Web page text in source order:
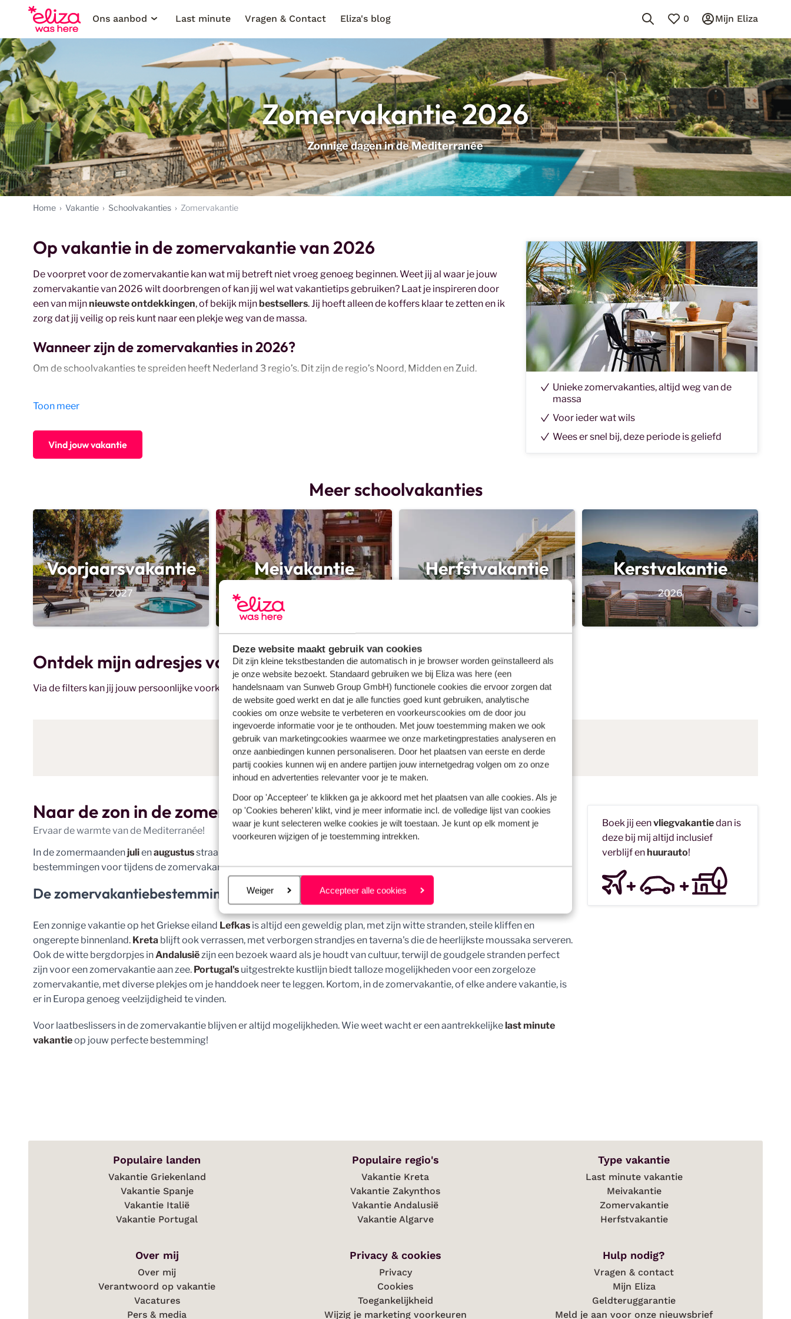
Deze website maakt gebruik van cookies
Dit zijn kleine tekstbestanden die automatisch in je browser worden geïnstalleerd als
je onze website bezoekt. Standaard gebruiken we bij Eliza was here (een
handelsnaam van Sunweb Group GmbH) functionele cookies die ervoor zorgen dat
de website goed werkt en dat je alle functies goed kunt gebruiken, analytische
cookies om onze website te verbeteren en voorkeurscookies om de door jou
ingevoerde informatie voor je te onthouden. Met jouw toestemming maken we ook
gebruik van marketingcookies waarmee we onze marketingprestaties analyseren en
onze aanbiedingen kunnen personaliseren. Door het plaatsen van eerste en derde
partij cookies kunnen wij en andere partijen jouw internetgedrag volgen om zo onze
inhoud en advertenties relevanter voor je te maken.
Door op 'Accepteer' te klikken ga je akkoord met het plaatsen van alle cookies. Als je
op 'Cookies beheren’ klikt, vind je meer informatie incl. de volledige lijst van cookies
waar je kunt selecteren welke cookies je wilt toestaan. Je kunt op elk moment je
voorkeuren wijzigen of je toestemming intrekken.
Beheren
Weiger Accepteer alle cookies
Ons aanbod
Last minute Vragen & Contact Eliza's blog 0 Mijn Eliza
Zomervakantie 2026
Zonnige dagen in de Mediterranée
Home Vakantie Schoolvakanties Zomervakantie
Op vakantie in de zomervakantie van 2026
De voorpret voor de zomervakantie kan wat mij betreft niet vroeg genoeg beginnen. Weet jij al waar je jouw
zomervakantie van 2026 wilt doorbrengen of kan jij wel wat vakantietips gebruiken? Laat je inspireren door
een van mijnnieuwste ontdekkingen, of bekijk mijnbestsellers. Jij hoeft alleen de koffers klaar te zetten en ik
zorg dat jij veilig op reis kunt naar een plekje weg van de massa.
Wanneer zijn de zomervakanties in 2026?
Om de schoolvakanties te spreiden heeft Nederland 3 regio’s. Dit zijn de regio’s Noord, Midden en Zuid.
Midden:18 juli t/m 30 augustus 2026
Tijd voor een ontspannen gezinsvakantie! Wat dacht je van een reis naar de prachtige
warme bestemmingen bieden niet alleen rust maar ook zon. Of je nu met familie, vrienden of je partner reist,
mijn kleinschalige adresjes garanderen ook in juli en augustus een oase van rust en ruimte. Ben je niet
gebonden aan deschoolvakanties ? Bekijk dan ook eens hetzomeraanbod.Boek nu voor een zorgeloze
zomervakantie in 2026!
Toon meer
Vind jouw vakantie
Unieke zomervakanties, altijd weg van de
massa
Voor ieder wat wils
Wees er snel bij, deze periode is geliefd
Meer schoolvakanties
Voorjaarsvakantie
2027
Meivakantie Herfstvakantie Kerstvakantie
2026
Ontdek mijn adresjes voor de zomervakantie
Via de filters kan jij jouw persoonlijke voorkeuren aangeven.
Naar de zon in de zomermaanden 2026
Ervaar de warmte van de Mediterranée!
In de zomermaanden julienaugustusstraalt de zon uitbundig op betoverende bestemmingen in Europa. Mijn favoriete
bestemmingen voor tijdens de zomervakantie? Lees snel verder.
De zomervakantiebestemmingen van 2026
Een zonnige vakantie op het Griekse eiland Lefkas is altijd een geweldig plan, met zijn witte stranden, steile kliffen en
ongerepte binnenland. Kreta blijft ook verrassen, met verborgen strandjes en taverna's die de heerlijkste moussaka serveren.
Ook de witte bergdorpjes inAndalusiëzijn een bezoek waard als je houdt van cultuur, terwijl de goudgele stranden perfect
zijn voor een zomervakantie aan zee. Portugal's uitgestrekte kustlijn biedt talloze mogelijkheden voor een zorgeloze
zomervakantie, met diverse plekjes om je handdoek neer te leggen. Kortom, in de zomervakantie, of elke andere vakantie, is
er in Europa genoeg veelzijdigheid te vinden.
Voor laatbeslissers in de zomervakantie blijven er altijd mogelijkheden. Wie weet wacht er een aantrekkelijke last minute
vakantieop jouw perfecte bestemming!
Boek jij eenvliegvakantiedan is
deze bij mij altijd inclusief
verblijf en huurauto!
Populaire landen
Vakantie Griekenland
Vakantie Spanje
Vakantie Italië
Vakantie Portugal
Populaire regio's
Vakantie Kreta
Vakantie Zakynthos
Vakantie Andalusië
Vakantie Algarve
Type vakantie
Last minute vakantie
Meivakantie
Zomervakantie
Herfstvakantie
Over mij
Over mij
Verantwoord op vakantie
Vacatures
Pers & media
Privacy & cookies
Privacy
Cookies
Toegankelijkheid
Wijzig je marketing voorkeuren
Hulp nodig?
Vragen & contact
Mijn Eliza
Geldteruggarantie
Meld je aan voor onze nieuwsbrief